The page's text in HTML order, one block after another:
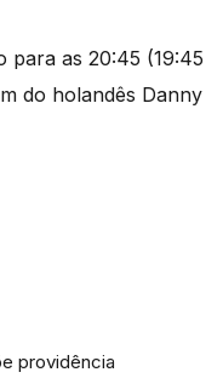
para as 20:45 (19:45
do holandês Danny
providência